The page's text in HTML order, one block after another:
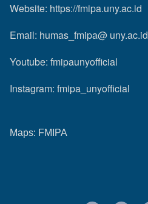
Website: https://fmipa.uny.ac.id
Email: humas_fmipa@ uny.ac.id
Youtube: fmipaunyofficial
Instagram: fmipa_unyofficial
Maps: FMIPA